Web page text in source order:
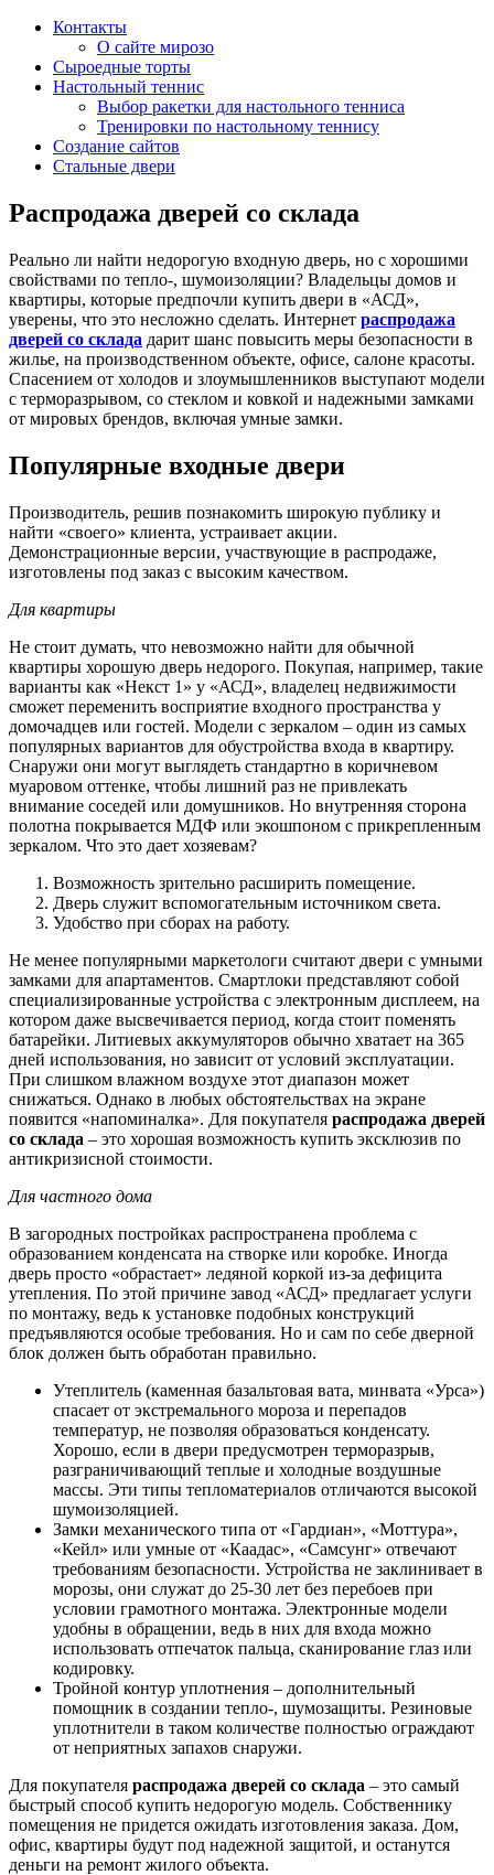
Контакты
О сайте мирозо
Сыроедные торты
Настольный теннис
Выбор ракетки для настольного тенниса
Тренировки по настольному теннису
Создание сайтов
Стальные двери
Распродажа дверей со склада
Реально ли найти недорогую входную дверь, но с хорошими
свойствами по тепло-, шумоизоляции? Владельцы домов и
квартиры, которые предпочли купить двери в «АСД»,
уверены, что это несложно сделать. Интернет распродажа
дверей со склада дарит шанс повысить меры безопасности в
жилье, на производственном объекте, офисе, салоне красоты.
Спасением от холодов и злоумышленников выступают модели
с терморазрывом, со стеклом и ковкой и надежными замками
от мировых брендов, включая умные замки.
Популярные входные двери
Производитель, решив познакомить широкую публику и
найти «своего» клиента, устраивает акции.
Демонстрационные версии, участвующие в распродаже,
изготовлены под заказ с высоким качеством.
Для квартиры
Не стоит думать, что невозможно найти для обычной
квартиры хорошую дверь недорого. Покупая, например, такие
варианты как «Некст 1» у «АСД», владелец недвижимости
сможет переменить восприятие входного пространства у
домочадцев или гостей. Модели с зеркалом – один из самых
популярных вариантов для обустройства входа в квартиру.
Снаружи они могут выглядеть стандартно в коричневом
муаровом оттенке, чтобы лишний раз не привлекать
внимание соседей или домушников. Но внутренняя сторона
полотна покрывается МДФ или экошпоном с прикрепленным
зеркалом. Что это дает хозяевам?
Возможность зрительно расширить помещение.
Дверь служит вспомогательным источником света.
Удобство при сборах на работу.
Не менее популярными маркетологи считают двери с умными
замками для апартаментов. Смартлоки представляют собой
специализированные устройства с электронным дисплеем, на
котором даже высвечивается период, когда стоит поменять
батарейки. Литиевых аккумуляторов обычно хватает на 365
дней использования, но зависит от условий эксплуатации.
При слишком влажном воздухе этот диапазон может
снижаться. Однако в любых обстоятельствах на экране
появится «напоминалка». Для покупателя распродажа дверей
со склада – это хорошая возможность купить эксклюзив по
антикризисной стоимости.
Для частного дома
В загородных постройках распространена проблема с
образованием конденсата на створке или коробке. Иногда
дверь просто «обрастает» ледяной коркой из-за дефицита
утепления. По этой причине завод «АСД» предлагает услуги
по монтажу, ведь к установке подобных конструкций
предъявляются особые требования. Но и сам по себе дверной
блок должен быть обработан правильно.
Утеплитель (каменная базальтовая вата, минвата «Урса»)
спасает от экстремального мороза и перепадов
температур, не позволяя образоваться конденсату.
Хорошо, если в двери предусмотрен терморазрыв,
разграничивающий теплые и холодные воздушные
массы. Эти типы тепломатериалов отличаются высокой
шумоизоляцией.
Замки механического типа от «Гардиан», «Моттура»,
«Кейл» или умные от «Каадас», «Самсунг» отвечают
требованиям безопасности. Устройства не заклинивает в
морозы, они служат до 25-30 лет без перебоев при
условии грамотного монтажа. Электронные модели
удобны в обращении, ведь в них для входа можно
использовать отпечаток пальца, сканирование глаз или
кодировку.
Тройной контур уплотнения – дополнительный
помощник в создании тепло-, шумозащиты. Резиновые
уплотнители в таком количестве полностью ограждают
от неприятных запахов снаружи.
Для покупателя распродажа дверей со склада – это самый
быстрый способ купить недорогую модель. Собственнику
помещения не придется ожидать изготовления заказа. Дом,
офис, квартиры будут под надежной защитой, и останутся
деньги на ремонт жилого объекта.